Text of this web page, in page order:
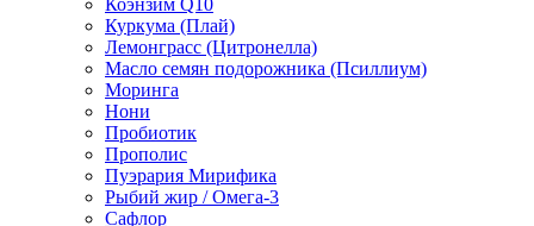
Коэнзим Q10
Куркума (Плай)
Лемонграсс (Цитронелла)
Масло семян подорожника (Псиллиум)
Моринга
Нони
Пробиотик
Прополис
Пуэрария Мирифика
Рыбий жир / Омега-3
Сафлор